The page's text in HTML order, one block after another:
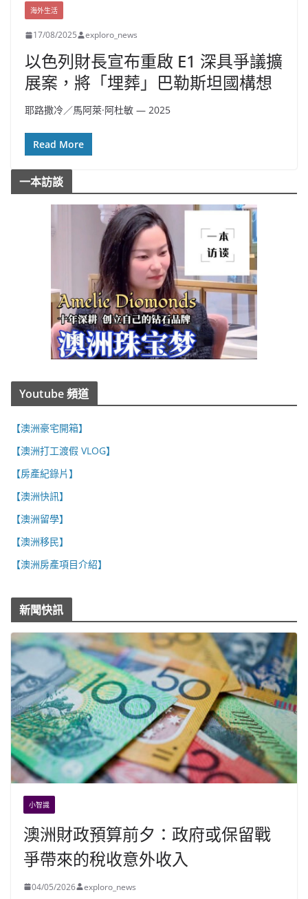
海外生活
17/08/2025 exploro_news
以色列財長宣布重啟 E1 深具爭議擴
展案，將「埋葬」巴勒斯坦國構想
耶路撒冷／馬阿萊·阿杜敏 — 2025
Read More
一本訪談
Youtube 頻道
【澳洲豪宅開箱】
【澳洲打工渡假 VLOG】
【房產紀錄片】
【澳洲快訊】
【澳洲留學】
【澳洲移民】
【澳洲房產項目介紹】
新聞快訊
小智識
澳洲財政預算前夕：政府或保留戰
爭帶來的稅收意外收入
04/05/2026 exploro_news